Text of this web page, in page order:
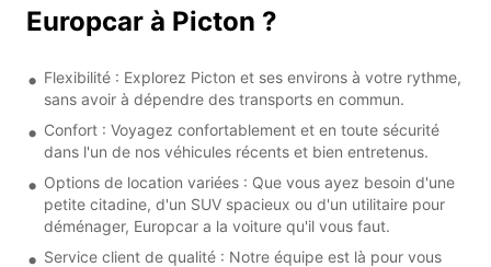
Europcar à Picton ?
Flexibilité : Explorez Picton et ses environs à votre rythme,
sans avoir à dépendre des transports en commun.
Confort : Voyagez confortablement et en toute sécurité
dans l'un de nos véhicules récents et bien entretenus.
Options de location variées : Que vous ayez besoin d'une
petite citadine, d'un SUV spacieux ou d'un utilitaire pour
déménager, Europcar a la voiture qu'il vous faut.
Service client de qualité : Notre équipe est là pour vous